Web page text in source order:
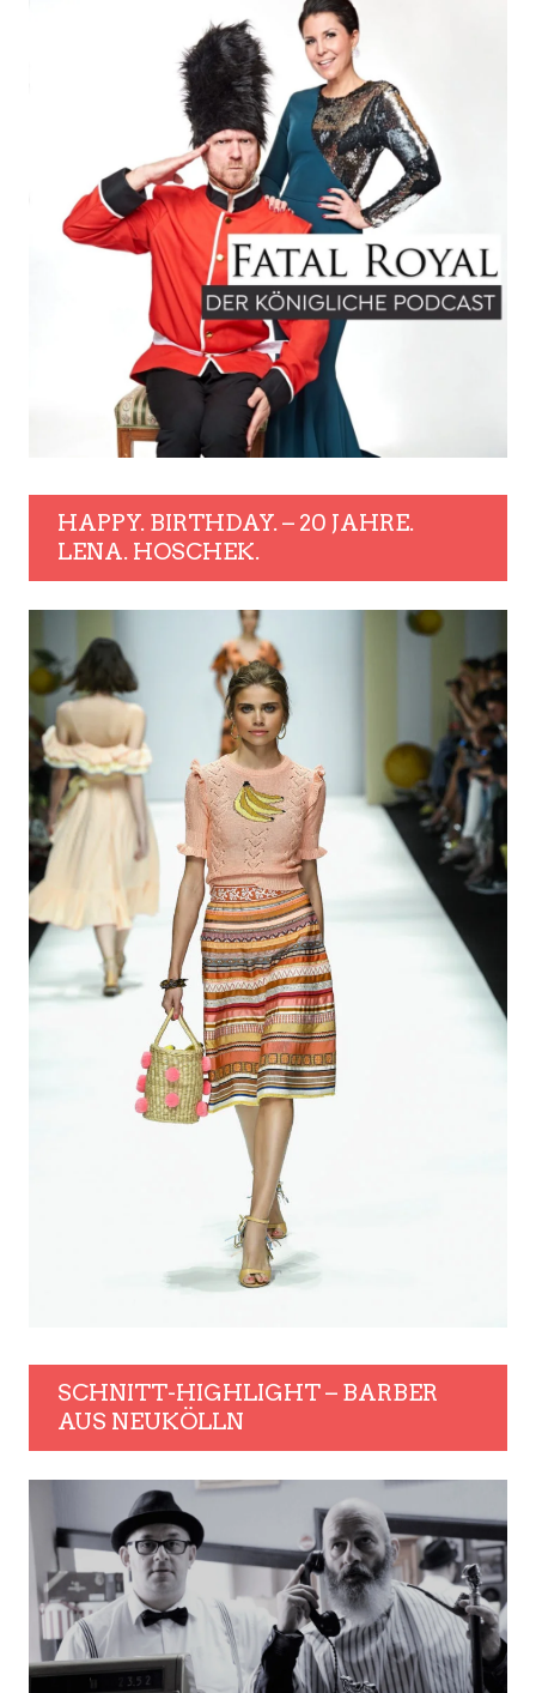
HAPPY. BIRTHDAY. – 20 JAHRE.
LENA. HOSCHEK.
SCHNITT-HIGHLIGHT – BARBER
AUS NEUKÖLLN